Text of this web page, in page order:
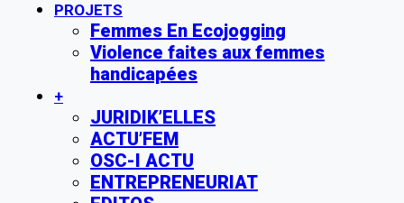
PROJETS
Femmes En Ecojogging
Violence faites aux femmes
handicapées
+
JURIDIK’ELLES
ACTU’FEM
OSC-I ACTU
ENTREPRENEURIAT